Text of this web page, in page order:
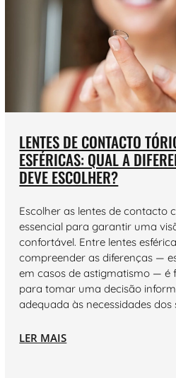
LENTES DE CONTACTO
ESFÉRICAS: QUAL A
DEVE ESCOLHER?
Escolher as lentes de contacto
essencial para garantir uma
confortável. Entre lentes
compreender as diferenças —
em casos de astigmatismo — é
para tomar uma decisão
adequada às necessidades dos
LER MAIS